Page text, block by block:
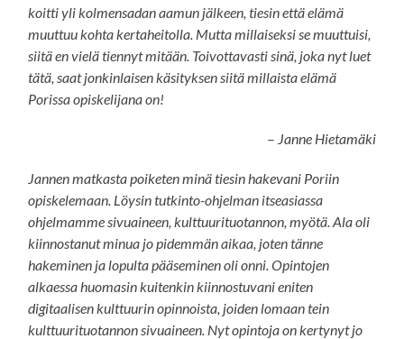
koitti yli kolmensadan aamun jälkeen, tiesin että elämä
muuttuu kohta kertaheitolla. Mutta millaiseksi se muuttuisi,
siitä en vielä tiennyt mitään. Toivottavasti sinä, joka nyt luet
tätä, saat jonkinlaisen käsityksen siitä millaista elämä
Porissa opiskelijana on!
– Janne Hietamäki
Jannen matkasta poiketen minä tiesin hakevani Poriin
opiskelemaan. Löysin tutkinto-ohjelman itseasiassa
ohjelmamme sivuaineen, kulttuurituotannon, myötä. Ala oli
kiinnostanut minua jo pidemmän aikaa, joten tänne
hakeminen ja lopulta pääseminen oli onni. Opintojen
alkaessa huomasin kuitenkin kiinnostuvani eniten
digitaalisen kulttuurin opinnoista, joiden lomaan tein
kulttuurituotannon sivuaineen. Nyt opintoja on kertynyt jo